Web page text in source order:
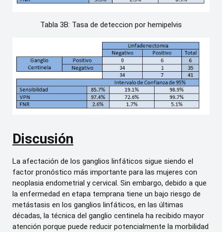
Tabla 3B: Tasa de deteccion por hemipelvis
Discusión
La afectación de los ganglios linfáticos sigue siendo el
factor pronóstico más importante para las mujeres con
neoplasia endometrial y cervical. Sin embargo, debido a que
la enfermedad en etapa temprana tiene un bajo riesgo de
metástasis en los ganglios linfáticos, en las últimas
décadas, la técnica del ganglio centinela ha recibido mayor
atención porque puede reducir potencialmente la morbilidad